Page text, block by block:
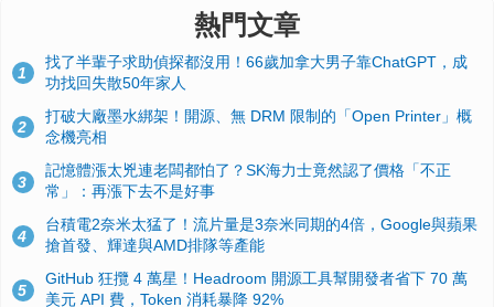
熱門文章
1
找了半輩子求助偵探都沒用！66歲加拿大男子靠ChatGPT，成
功找回失散50年家人
2
打破大廠墨水綁架！開源、無 DRM 限制的「Open Printer」概
念機亮相
3
記憶體漲太兇連老闆都怕了？SK海力士竟然認了價格「不正
常」：再漲下去不是好事
4
台積電2奈米太猛了！流片量是3奈米同期的4倍，Google與蘋果
搶首發、輝達與AMD排隊等產能
5
GitHub 狂攬 4 萬星！Headroom 開源工具幫開發者省下 70 萬
美元 API 費，Token 消耗暴降 92%